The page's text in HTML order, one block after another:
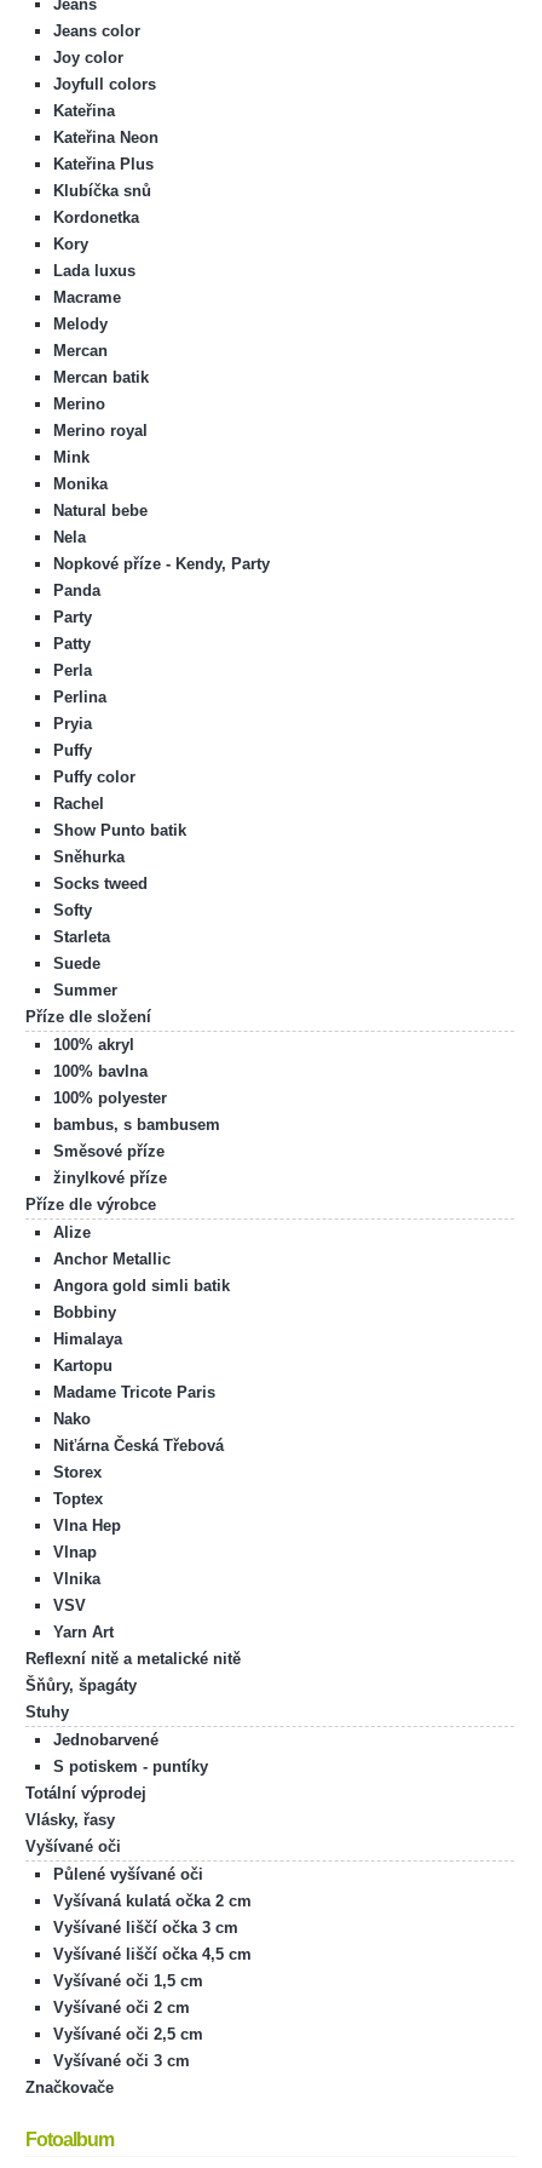
Jeans
Jeans color
Joy color
Joyfull colors
Kateřina
Kateřina Neon
Kateřina Plus
Klubíčka snů
Kordonetka
Kory
Lada luxus
Macrame
Melody
Mercan
Mercan batik
Merino
Merino royal
Mink
Monika
Natural bebe
Nela
Nopkové příze - Kendy, Party
Panda
Party
Patty
Perla
Perlina
Pryia
Puffy
Puffy color
Rachel
Show Punto batik
Sněhurka
Socks tweed
Softy
Starleta
Suede
Summer
Příze dle složení
100% akryl
100% bavlna
100% polyester
bambus, s bambusem
Směsové příze
žinylkové příze
Příze dle výrobce
Alize
Anchor Metallic
Angora gold simli batik
Bobbiny
Himalaya
Kartopu
Madame Tricote Paris
Nako
Niťárna Česká Třebová
Storex
Toptex
Vlna Hep
Vlnap
Vlnika
VSV
Yarn Art
Reflexní nitě a metalické nitě
Šňůry, špagáty
Stuhy
Jednobarvené
S potiskem - puntíky
Totální výprodej
Vlásky, řasy
Vyšívané oči
Půlené vyšívané oči
Vyšívaná kulatá očka 2 cm
Vyšívané liščí očka 3 cm
Vyšívané liščí očka 4,5 cm
Vyšívané oči 1,5 cm
Vyšívané oči 2 cm
Vyšívané oči 2,5 cm
Vyšívané oči 3 cm
Značkovače
Fotoalbum